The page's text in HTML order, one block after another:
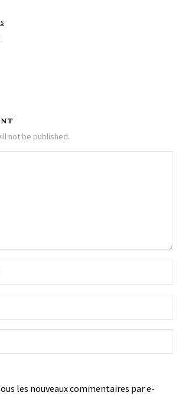
not be published.
les nouveaux commentaires par e-